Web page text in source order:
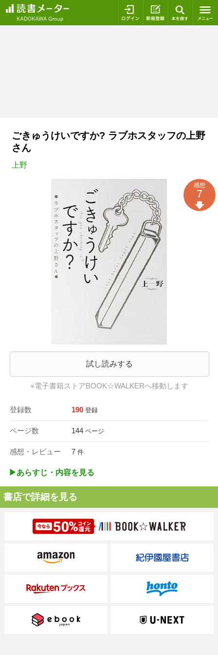
ログイン 新規登録
ごきゅうけいですか? ラブホスタッフの上野
さん
上野
試し読みする
※電子書籍ストアBOOK☆WALKERへ移動します
登録数 190 登録
ページ数 144 ページ
感想・レビュー 7 件
感想
7
▶︎あらすじ・内容を見る
書店で詳細を見る